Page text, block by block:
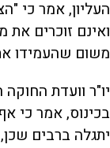
העליון, אמר כי
ואינם זוכרים
משום שהעמידו
יו"ר וועדת
יתגלה ברבים